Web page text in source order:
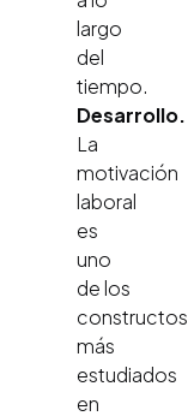
largo
del
tiempo.
Desarrollo.
La
motivación
laboral
es
uno
de los
constructos
más
estudiados
en